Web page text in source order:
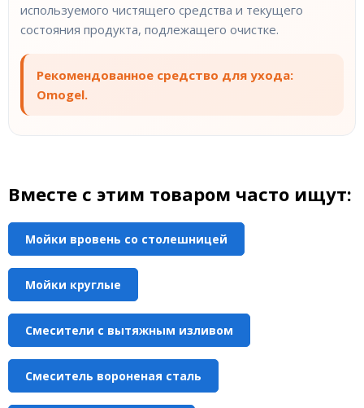
используемого чистящего средства и текущего
состояния продукта, подлежащего очистке.
Рекомендованное средство для ухода:
Omogel.
Вместе с этим товаром часто ищут:
Мойки вровень со столешницей
Мойки круглые
Смесители с вытяжным изливом
Смеситель вороненая сталь